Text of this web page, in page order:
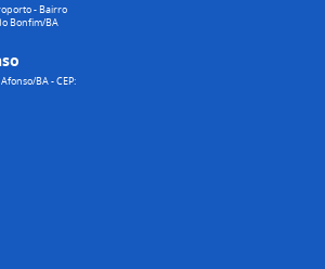
- Bairro
Bonfim/BA
BA - CEP: